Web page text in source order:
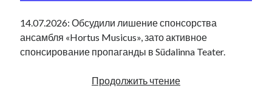
14.07.2026: Обсудили лишение спонсорства
ансамбля «Hortus Musicus», зато активное
спонсирование пропаганды в Südalinna Teater.
Продолжить чтениеHortus